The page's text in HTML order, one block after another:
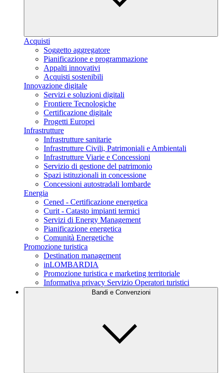
Acquisti
Soggetto aggregatore
Pianificazione e programmazione
Appalti innovativi
Acquisti sostenibili
Innovazione digitale
Servizi e soluzioni digitali
Frontiere Tecnologiche
Certificazione digitale
Progetti Europei
Infrastrutture
Infrastrutture sanitarie
Infrastrutture Civili, Patrimoniali e Ambientali
Infrastrutture Viarie e Concessioni
Servizio di gestione del patrimonio
Spazi istituzionali in concessione
Concessioni autostradali lombarde
Energia
Cened - Certificazione energetica
Curit - Catasto impianti termici
Servizi di Energy Management
Pianificazione energetica
Comunità Energetiche
Promozione turistica
Destination management
inLOMBARDIA
Promozione turistica e marketing territoriale
Informativa privacy Servizio Operatori turistici
Bandi e Convenzioni